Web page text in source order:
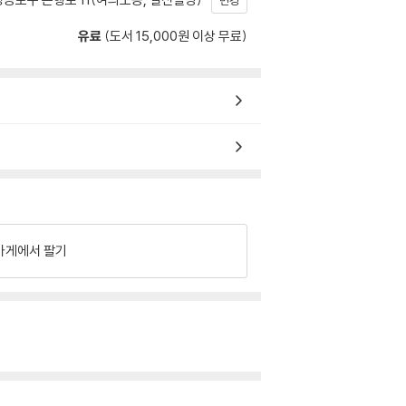
유료 (도서 15,000원 이상 무료)
게에서 팔기